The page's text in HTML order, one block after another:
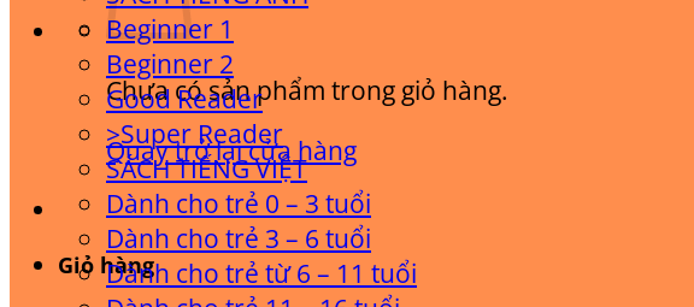
Chưa có sản phẩm trong giỏ hàng.
Quay trở lại cửa hàng
Giỏ hàng
Beginner 1
Beginner 2
Good Reader
>Super Reader
SÁCH TIẾNG VIỆT
Dành cho trẻ 0 – 3 tuổi
Dành cho trẻ 3 – 6 tuổi
Dành cho trẻ từ 6 – 11 tuổi